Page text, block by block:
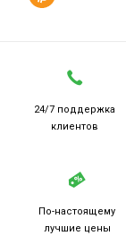
24/7 поддержка
клиентов
По-настоящему
лучшие цены